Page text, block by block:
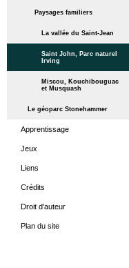
Paysages familiers
La vallée du Saint-Jean
Saint John, Parc naturel
Irving
Miscou, Kouchibouguac
et Musquash
Le géoparc Stonehammer
Apprentissage
Jeux
Liens
Crédits
Droit d'auteur
Plan du site